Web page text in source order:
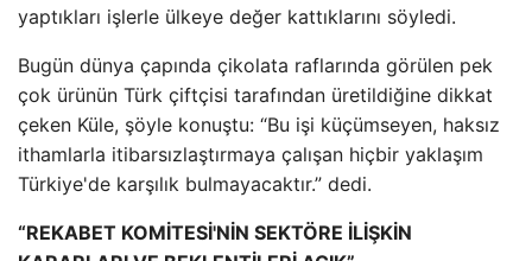
yaptıkları işlerle ülkeye değer kattıklarını söyledi.
Bugün dünya çapında çikolata raflarında görülen pek
çok ürünün Türk çiftçisi tarafından üretildiğine dikkat
çeken Küle, şöyle konuştu: “Bu işi küçümseyen, haksız
ithamlarla itibarsızlaştırmaya çalışan hiçbir yaklaşım
Türkiye'de karşılık bulmayacaktır.” dedi.
“REKABET KOMİTESİ'NİN SEKTÖRE İLİŞKİN